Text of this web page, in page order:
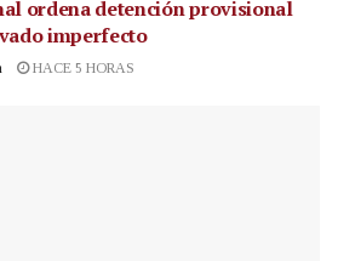
ordena detención provisional
imperfecto
HACE 5 HORAS